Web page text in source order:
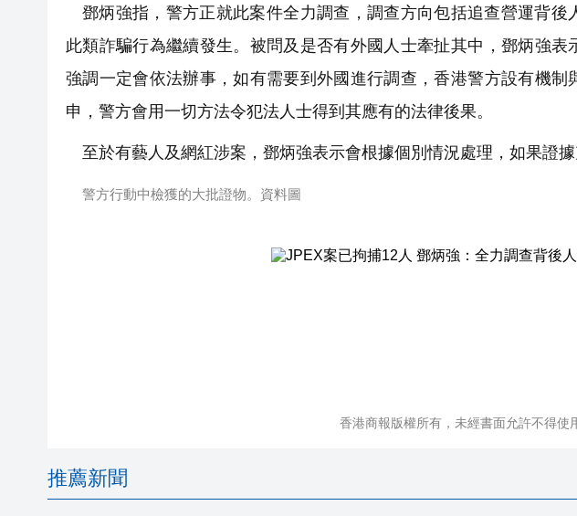
鄧炳強指，警方正就此案件全力調查，調查方向包括追查營運背後
此類詐騙行為繼續發生。被問及是否有外國人士牽扯其中，鄧炳強
強調一定會依法辦事，如有需要到外國進行調查，香港警方設有機
申，警方會用一切方法令犯法人士得到其應有的法律後果。
至於有藝人及網紅涉案，鄧炳強表示會根據個別情況處理，如果證據
警方行動中檢獲的大批證物。資料圖
香港商報版權所有，未經書面允許不得使
推薦新聞